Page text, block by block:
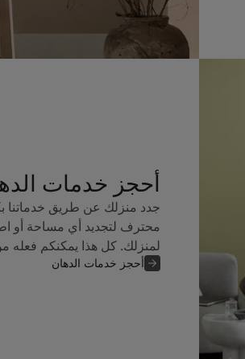
أحجز خدمات
جدد منزلك عن طريق خدماتنا
محترف لتجديد أي مساحة أو
لمنزلك. كل هذا يمكنكم فعله
أحجز خدمات الدهان